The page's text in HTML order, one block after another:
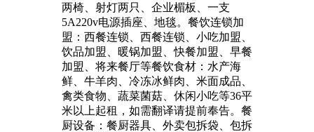
两椅、射灯两只、企业楣板、一支
5A220v电源插座、地毯。餐饮连锁加
盟：西餐连锁、西餐连锁、小吃加盟、
饮品加盟、暖锅加盟、快餐加盟、早餐
加盟、将来餐厅等餐饮食材：水产海
鲜、牛羊肉、冷冻冰鲜肉、米面成品、
禽类食物、蔬菜菌菇、休闲小吃等36平
米以上起租，如需翻译请提前奉告。餐
厨设备：餐厨器具、外卖包拆袋、包拆